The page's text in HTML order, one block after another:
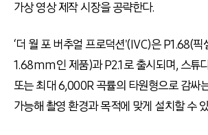
가상 영상 제작 시장을 공략한다.
‘더 월 포 버추얼 프로덕션'(IVC)은 P1.68(픽
1.68mm인 제품)과 P2.1로 출시되며, 스튜
또는 최대 6,000R 곡률의 타원형으로 감싸
가능해 촬영 환경과 목적에 맞게 설치할 수